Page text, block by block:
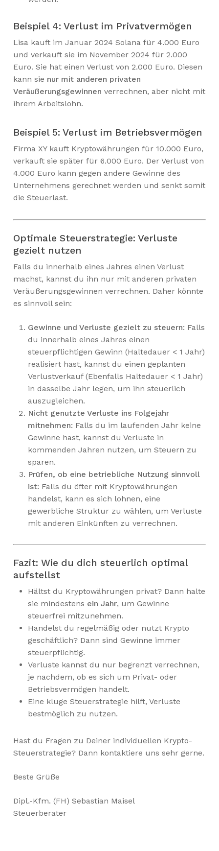
Beispiel 4: Verlust im Privatvermögen
Lisa kauft im Januar 2024 Solana für 4.000 Euro
und verkauft sie im November 2024 für 2.000
Euro. Sie hat einen Verlust von 2.000 Euro. Diesen
kann sie nur mit anderen privaten
Veräußerungsgewinnen verrechnen, aber nicht mit
ihrem Arbeitslohn.
Beispiel 5: Verlust im Betriebsvermögen
Firma XY kauft Kryptowährungen für 10.000 Euro,
verkauft sie später für 6.000 Euro. Der Verlust von
4.000 Euro kann gegen andere Gewinne des
Unternehmens gerechnet werden und senkt somit
die Steuerlast.
Optimale Steuerstrategie: Verluste
gezielt nutzen
Falls du innerhalb eines Jahres einen Verlust
machst, kannst du ihn nur mit anderen privaten
Veräußerungsgewinnen verrechnen. Daher könnte
es sinnvoll sein:
Gewinne und Verluste gezielt zu steuern: Falls
du innerhalb eines Jahres einen
steuerpflichtigen Gewinn (Haltedauer < 1 Jahr)
realisiert hast, kannst du einen geplanten
Verlustverkauf (Ebenfalls Haltedauer < 1 Jahr)
in dasselbe Jahr legen, um ihn steuerlich
auszugleichen.
Nicht genutzte Verluste ins Folgejahr
mitnehmen: Falls du im laufenden Jahr keine
Gewinne hast, kannst du Verluste in
kommenden Jahren nutzen, um Steuern zu
sparen.
Prüfen, ob eine betriebliche Nutzung sinnvoll
ist: Falls du öfter mit Kryptowährungen
handelst, kann es sich lohnen, eine
gewerbliche Struktur zu wählen, um Verluste
mit anderen Einkünften zu verrechnen.
Fazit: Wie du dich steuerlich optimal
aufstellst
Hältst du Kryptowährungen privat? Dann halte
sie mindestens ein Jahr, um Gewinne
steuerfrei mitzunehmen.
Handelst du regelmäßig oder nutzt Krypto
geschäftlich? Dann sind Gewinne immer
steuerpflichtig.
Verluste kannst du nur begrenzt verrechnen,
je nachdem, ob es sich um Privat- oder
Betriebsvermögen handelt.
Eine kluge Steuerstrategie hilft, Verluste
bestmöglich zu nutzen.
Hast du Fragen zu Deiner individuellen Krypto-
Steuerstrategie? Dann kontaktiere uns sehr gerne.
Beste Grüße
Dipl.-Kfm. (FH) Sebastian Maisel
Steuerberater